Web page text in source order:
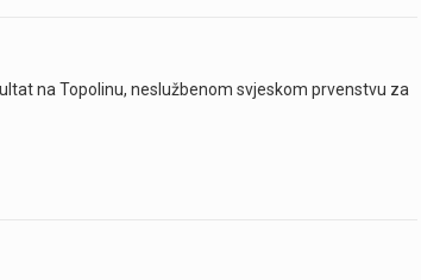
na Topolinu, neslužbenom svjeskom prvenstvu za